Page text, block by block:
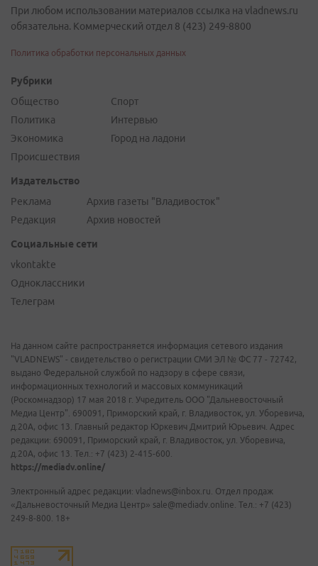
При любом использовании материалов ссылка на vladnews.ru
обязательна. Коммерческий отдел 8 (423) 249-8800
Политика обработки персональных данных
Рубрики
Общество
Политика
Экономика
Происшествия
Спорт
Интервью
Город на ладони
Издательство
Реклама
Редакция
Архив газеты "Владивосток"
Архив новостей
Социальные сети
vkontakte
Одноклассники
Телеграм
На данном сайте распространяется информация сетевого издания
"VLADNEWS" - свидетельство о регистрации СМИ ЭЛ № ФС 77 - 72742,
выдано Федеральной службой по надзору в сфере связи,
информационных технологий и массовых коммуникаций
(Роскомнадзор) 17 мая 2018 г. Учредитель ООО "Дальневосточный
Медиа Центр". 690091, Приморский край, г. Владивосток, ул. Уборевича,
д.20А, офис 13. Главный редактор Юркевич Дмитрий Юрьевич. Адрес
редакции: 690091, Приморский край, г. Владивосток, ул. Уборевича,
д.20А, офис 13. Тел.: +7 (423) 2-415-600.
https://mediadv.online/
Электронный адрес редакции: vladnews@inbox.ru. Отдел продаж
«Дальневосточный Медиа Центр» sale@mediadv.online. Тел.: +7 (423)
249-8-800. 18+